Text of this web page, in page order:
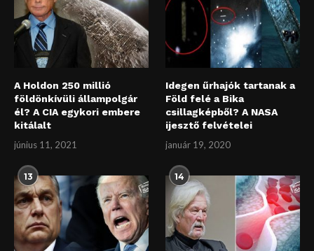
A Holdon 250 millió
földönkívüli állampolgár
él? A CIA egykori embere
kitálalt
június 11, 2021
Idegen űrhajók tartanak a
Föld felé a Bika
csillagképből? A NASA
ijesztő felvételei
január 19, 2020
13 14